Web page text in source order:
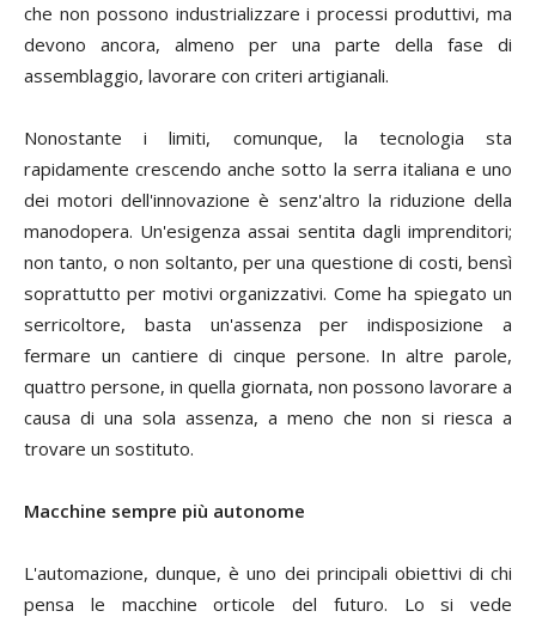
che non possono industrializzare i processi produttivi, ma
devono ancora, almeno per una parte della fase di
assemblaggio, lavorare con criteri artigianali.
Nonostante i limiti, comunque, la tecnologia sta
rapidamente crescendo anche sotto la serra italiana e uno
dei motori dell'innovazione è senz'altro la riduzione della
manodopera. Un'esigenza assai sentita dagli imprenditori;
non tanto, o non soltanto, per una questione di costi, bensì
soprattutto per motivi organizzativi. Come ha spiegato un
serricoltore, basta un'assenza per indisposizione a
fermare un cantiere di cinque persone. In altre parole,
quattro persone, in quella giornata, non possono lavorare a
causa di una sola assenza, a meno che non si riesca a
trovare un sostituto.
Macchine sempre più autonome
L'automazione, dunque, è uno dei principali obiettivi di chi
pensa le macchine orticole del futuro. Lo si vede